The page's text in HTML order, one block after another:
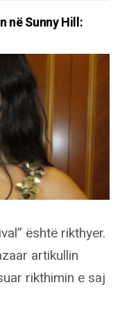
në Sunny Hill:
është rikthyer.
artikullin
rikthimin e saj